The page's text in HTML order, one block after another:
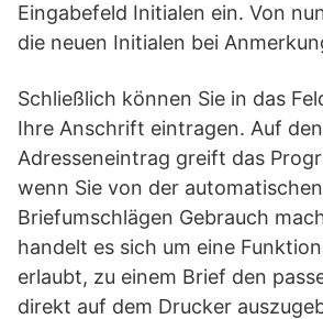
Eingabefeld Initialen ein. Von
die neuen Initialen bei
Schließlich können Sie in das
Ihre Anschrift eintragen. Auf den
Adresseneintrag greift das
wenn Sie von der
Briefumschlägen Gebrauch
handelt es sich um eine
erlaubt, zu einem Brief den
direkt auf dem Drucker